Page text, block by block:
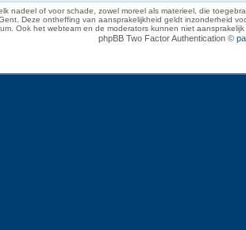
nadeel of voor schade, zowel moreel als materieel, die
Deze ontheffing van aansprakelijkheid geldt inzonderheid
Ook het webteam en de moderators kunnen niet
phpBB Two Factor Authentication ©